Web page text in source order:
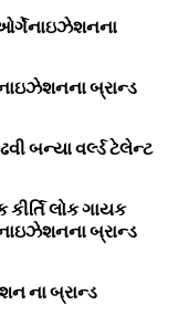
ઓર્ગેનાઇઝેશનના
બ્રાન્ડ
બન્યા વર્લ્ડ ટેલેન્ટ
લોક ગાયક
બ્રાન્ડ
ના બ્રાન્ડ